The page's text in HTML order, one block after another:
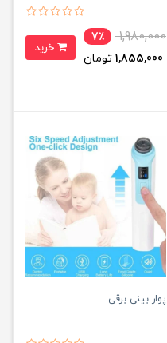
1,980,000
7٪
1,855,000 تومان
پوار بینی برقی